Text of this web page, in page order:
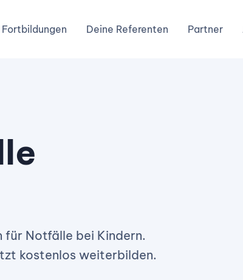
Fortbildungen Deine Referenten Partner
Notfälle bei Kindern.
kostenlos weiterbilden.